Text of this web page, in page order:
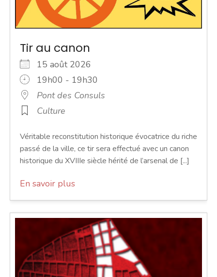
Tir au canon
15 août 2026
19h00 - 19h30
Pont des Consuls
Culture
Véritable reconstitution historique évocatrice du riche
passé de la ville, ce tir sera effectué avec un canon
historique du XVIIIe siècle hérité de l’arsenal de [...]
En savoir plus